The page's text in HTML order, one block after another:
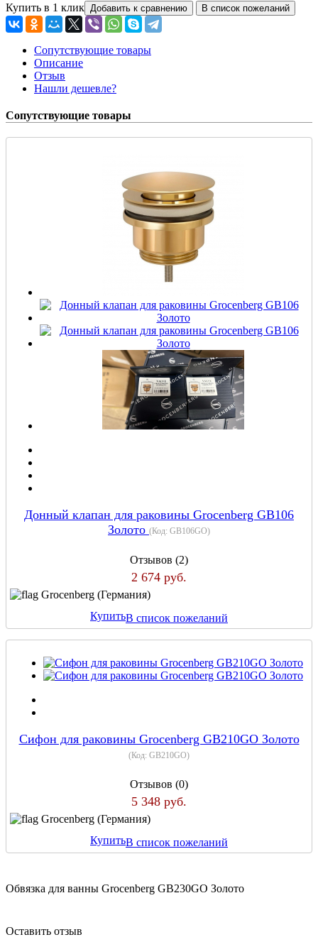
Купить в 1 клик
Сопутствующие товары
Описание
Отзыв
Нашли дешевле?
Сопутствующие товары
Донный клапан для раковины Grocenberg GB106
Золото (Код: GB106GO)
Отзывов (2)
2 674 руб.
Grocenberg (Германия)
КупитьВ список пожеланий
Сифон для раковины Grocenberg GB210GO Золото
(Код: GB210GO)
Отзывов (0)
5 348 руб.
Grocenberg (Германия)
КупитьВ список пожеланий
Обвязка для ванны Grocenberg GB230GO Золото
Оставить отзыв